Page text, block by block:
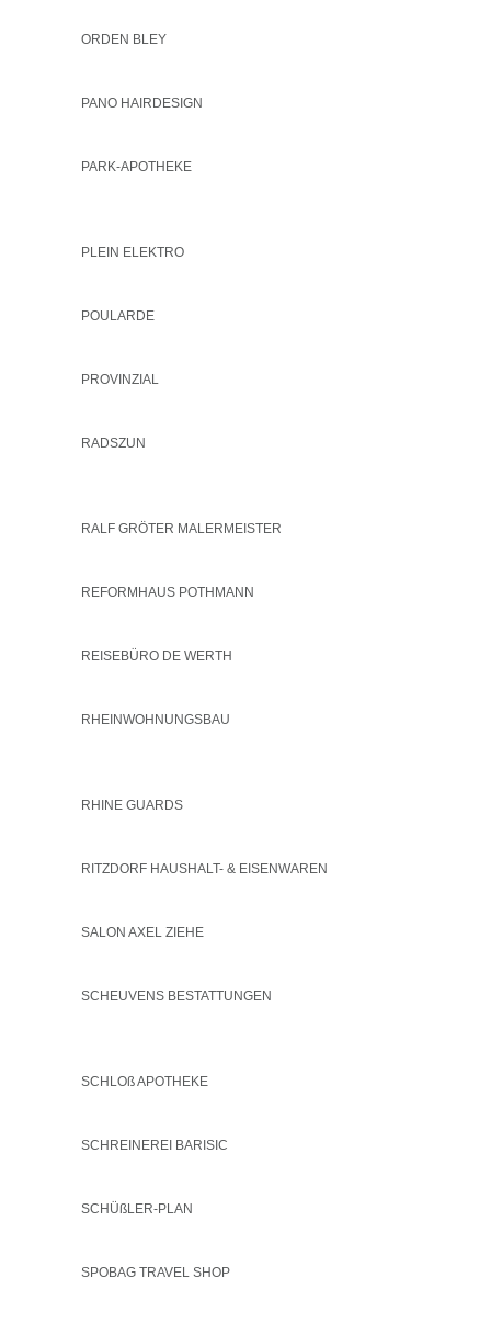
ORDEN BLEY
PANO HAIRDESIGN
PARK-APOTHEKE
PLEIN ELEKTRO
POULARDE
PROVINZIAL
RADSZUN
RALF GRÖTER MALERMEISTER
REFORMHAUS POTHMANN
REISEBÜRO DE WERTH
RHEINWOHNUNGSBAU
RHINE GUARDS
RITZDORF HAUSHALT- & EISENWAREN
SALON AXEL ZIEHE
SCHEUVENS BESTATTUNGEN
SCHLOß APOTHEKE
SCHREINEREI BARISIC
SCHÜßLER-PLAN
SPOBAG TRAVEL SHOP